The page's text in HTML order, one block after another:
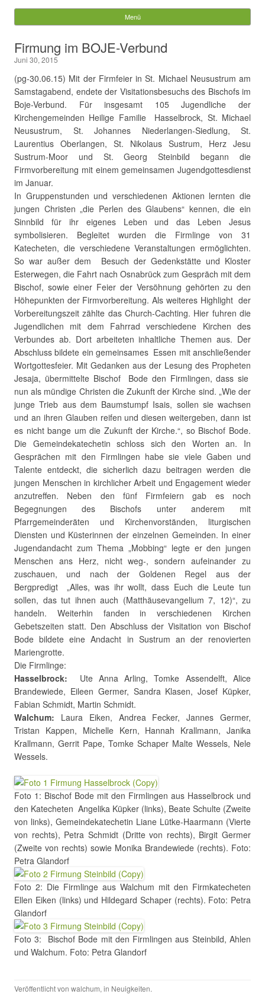
Gemeinde Walchum
nach:
Menü
Firmung im BOJE-Verbund
Juni 30, 2015
(pg-30.06.15) Mit der Firmfeier in St. Michael Neusustrum am
Samstagabend, endete der Visitationsbesuchs des Bischofs im
Boje-Verbund. Für insgesamt 105 Jugendliche der
Kirchengemeinden Heilige Familie Hasselbrock, St. Michael
Neusustrum, St. Johannes Niederlangen-Siedlung, St.
Laurentius Oberlangen, St. Nikolaus Sustrum, Herz Jesu
Sustrum-Moor und St. Georg Steinbild begann die
Firmvorbereitung mit einem gemeinsamen Jugendgottesdienst
im Januar.
In Gruppenstunden und verschiedenen Aktionen lernten die
jungen Christen „die Perlen des Glaubens“ kennen, die ein
Sinnbild für ihr eigenes Leben und das Leben Jesus
symbolisieren. Begleitet wurden die Firmlinge von 31
Katecheten, die verschiedene Veranstaltungen ermöglichten.
So war außer dem Besuch der Gedenkstätte und Kloster
Esterwegen, die Fahrt nach Osnabrück zum Gespräch mit dem
Bischof, sowie einer Feier der Versöhnung gehörten zu den
Höhepunkten der Firmvorbereitung. Als weiteres Highlight der
Vorbereitungszeit zählte das Church-Cachting. Hier fuhren die
Jugendlichen mit dem Fahrrad verschiedene Kirchen des
Verbundes ab. Dort arbeiteten inhaltliche Themen aus. Der
Abschluss bildete ein gemeinsames Essen mit anschließender
Wortgottesfeier. Mit Gedanken aus der Lesung des Propheten
Jesaja, übermittelte Bischof Bode den Firmlingen, dass sie
nun als mündige Christen die Zukunft der Kirche sind. „Wie der
junge Trieb aus dem Baumstumpf Isais, sollen sie wachsen
und an ihren Glauben reifen und diesen weitergeben, dann ist
es nicht bange um die Zukunft der Kirche.“, so Bischof Bode.
Die Gemeindekatechetin schloss sich den Worten an. In
Gesprächen mit den Firmlingen habe sie viele Gaben und
Talente entdeckt, die sicherlich dazu beitragen werden die
jungen Menschen in kirchlicher Arbeit und Engagement wieder
anzutreffen. Neben den fünf Firmfeiern gab es noch
Begegnungen des Bischofs unter anderem mit
Pfarrgemeinderäten und Kirchenvorständen, liturgischen
Diensten und Küsterinnen der einzelnen Gemeinden. In einer
Jugendandacht zum Thema „Mobbing“ legte er den jungen
Menschen ans Herz, nicht weg-, sondern aufeinander zu
zuschauen, und nach der Goldenen Regel aus der
Bergpredigt „Alles, was ihr wollt, dass Euch die Leute tun
sollen, das tut ihnen auch (Matthäusevangelium 7, 12)“, zu
handeln. Weiterhin fanden in verschiedenen Kirchen
Gebetszeiten statt. Den Abschluss der Visitation von Bischof
Bode bildete eine Andacht in Sustrum an der renovierten
Mariengrotte.
Die Firmlinge:
Hasselbrock: Ute Anna Arling, Tomke Assendelft, Alice
Brandewiede, Eileen Germer, Sandra Klasen, Josef Küpker,
Fabian Schmidt, Martin Schmidt.
Walchum: Laura Eiken, Andrea Fecker, Jannes Germer,
Tristan Kappen, Michelle Kern, Hannah Krallmann, Janika
Krallmann, Gerrit Pape, Tomke Schaper Malte Wessels, Nele
Wessels.
Foto 1: Bischof Bode mit den Firmlingen aus Hasselbrock und
den Katecheten Angelika Küpker (links), Beate Schulte (Zweite
von links), Gemeindekatechetin Liane Lütke-Haarmann (Vierte
von rechts), Petra Schmidt (Dritte von rechts), Birgit Germer
(Zweite von rechts) sowie Monika Brandewiede (rechts). Foto:
Petra Glandorf
Foto 2: Die Firmlinge aus Walchum mit den Firmkatecheten
Ellen Eiken (links) und Hildegard Schaper (rechts). Foto: Petra
Glandorf
Foto 3: Bischof Bode mit den Firmlingen aus Steinbild, Ahlen
und Walchum. Foto: Petra Glandorf
Veröffentlicht von walchum, in Neuigkeiten.